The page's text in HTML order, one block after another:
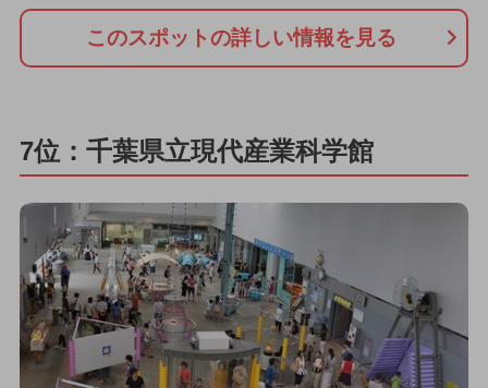
このスポットの詳しい情報を見る
7位：千葉県立現代産業科学館